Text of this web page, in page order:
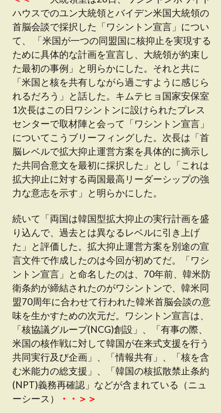
ハウスでのユン大統領とバイデン米国大統領の
首脳会談で採択した「ワシントン宣言」につい
て、 「米国が一つの同盟国に核抑止を実現する
ために具体的な計画を宣言し、大統領が約束し
た最初の事例」と明らかにした。それと共に
「米国と核を共有しながら過ごすように感じら
れるだろう」と話した。キムテヒョ国家安保室
1次長はこの日ワシントンに設けられたプレス
センターで取材陣と会って「ワシントン宣言」
についてこうブリーフィングした。次長は「首
脳レベルで拡大抑止運営方案を具体的に摘示し
た共同合意文を最初に採択した」とし「これは
拡大抑止に対する両国最高リーダーシップの強
力な意志を示す」と明らかにした。
続いて「両国は韓国型拡大抑止の実行計画を盛
り込んで、過去とは異なるレベルに引き上げ
た」と評価した。拡大抑止運営方案を別途の宣
言文件で作成したのは今回が初めてだ。「ワシ
ントン宣言」と命名したのは、70年前、韓米防
衛条約が締結されたのがワシントンで、韓米同
盟70周年に合わせて行われた韓米首脳会談の意
味を生かすための次元だ。ワシントン宣言は、
「核協議グループ(NCG)創設」、「有事の際、
米国の核作戦に対して韓国が在来式支援を行う
共同実行及び企画」、「情報共有」、「核を含
む米能力の総支援」、「韓国の核拡散禁止条約
(NPT)義務再確認」などが含まれている（ニュ
ーシース）
・・＞＞